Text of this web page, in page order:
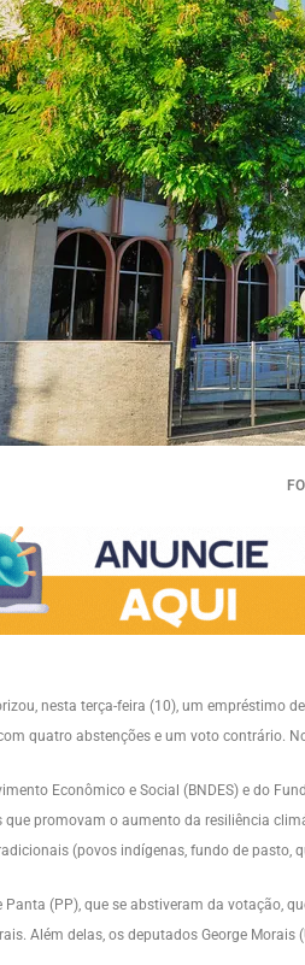
nesta terça-feira (10), um empréstimo
quatro abstenções e um voto contrário.
Econômico e Social (BNDES) e do
promovam o aumento da resiliência
(povos indígenas, fundo de pasto,
Panta (PP), que se abstiveram da
Além delas, os deputados George Morais